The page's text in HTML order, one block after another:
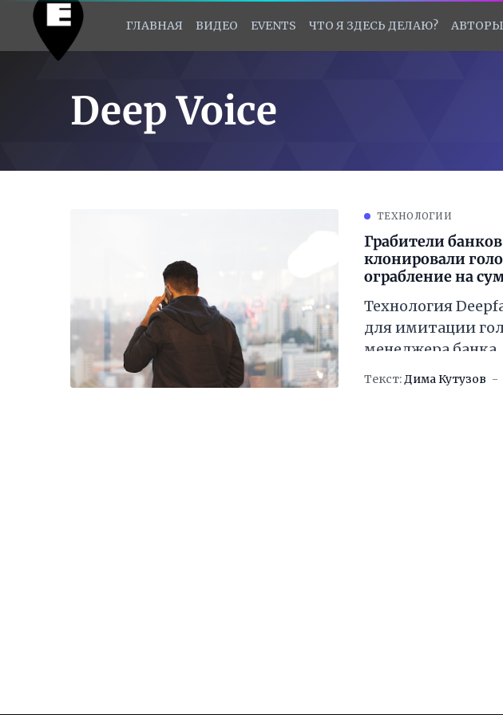
ГЛАВНАЯ ВИДЕО EVENTS ЧТО Я ЗДЕСЬ ДЕЛАЮ? АВТОРЫ
Deep Voice
ТЕХНОЛОГИИ
Грабители
клонировали
ограбление на
Технология
для имитации
менеджера банка
Текст:Дима Кутузов